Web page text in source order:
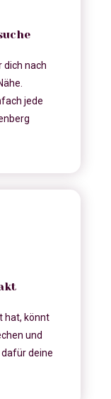
dich nach
jede
hat, könnt
und
deine